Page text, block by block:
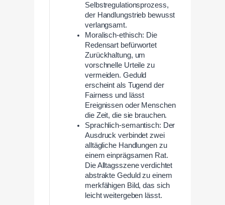
Selbstregulationsprozess,
der Handlungstrieb bewusst
verlangsamt.
Moralisch-ethisch: Die
Redensart befürwortet
Zurückhaltung, um
vorschnelle Urteile zu
vermeiden. Geduld
erscheint als Tugend der
Fairness und lässt
Ereignissen oder Menschen
die Zeit, die sie brauchen.
Sprachlich-semantisch: Der
Ausdruck verbindet zwei
alltägliche Handlungen zu
einem einprägsamen Rat.
Die Alltagsszene verdichtet
abstrakte Geduld zu einem
merkfähigen Bild, das sich
leicht weitergeben lässt.